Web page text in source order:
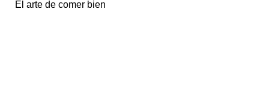
El arte de comer bien